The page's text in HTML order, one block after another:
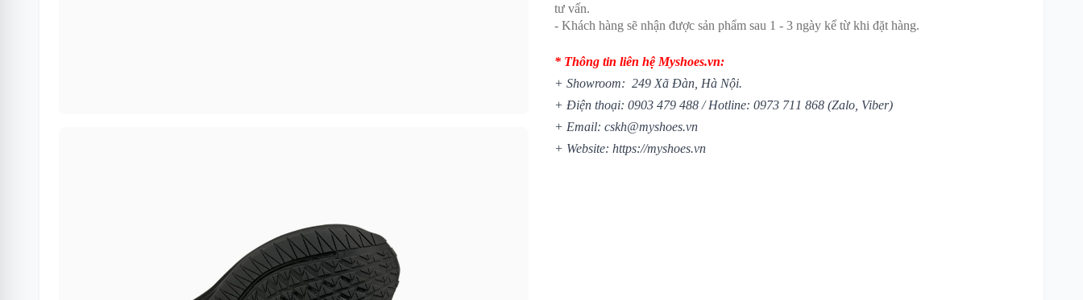
tư vấn.
- Khách hàng sẽ nhận được sản phẩm sau 1 - 3 ngày kể từ khi đặt hàng.
* Thông tin liên hệ Myshoes.vn:
+ Showroom: 249 Xã Đàn, Hà Nội.
+ Điện thoại: 0903 479 488 /Hotline: 0973 711 868 (Zalo, Viber)
+ Email: cskh@myshoes.vn
+ Website: https://myshoes.vn